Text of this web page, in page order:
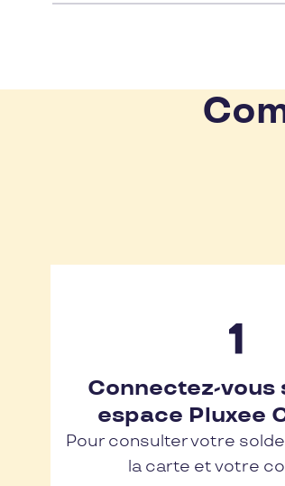
Connectez-vous
espace Pluxee
Pour consulter votre
la carte et votre